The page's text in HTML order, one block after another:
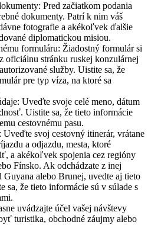
Pred začiatkom podania
dokumenty. Patrí k nim váš
fotografie a akékoľvek ďalšie
diplomatickou misiou.
formuláru: Žiadostný formulár si
oficiálnu stránku ruskej konzulárnej
služby. Uistite sa, že
pre typ víza, na ktoré sa
Uveďte svoje celé meno, dátum
Uistite sa, že tieto informácie
cestovnému pasu.
Uveďte svoj cestovný itinerár, vrátane
a odjazdu, mesta, ktoré
a akékoľvek spojenia cez regióny
Fínsko. Ak odchádzate z inej
alebo Brunej, uvedte aj tieto
sa, že tieto informácie sú v súlade s
uvádzajte účel vašej návštevy
turistika, obchodné záujmy alebo